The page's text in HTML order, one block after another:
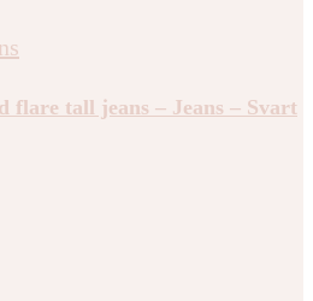
flare tall jeans – Jeans – Svart